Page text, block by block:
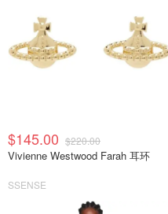
$145.00 $220.00
Vivienne Westwood Farah 耳环
SSENSE